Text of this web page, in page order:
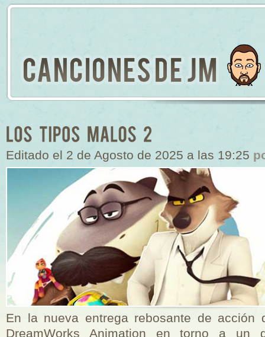
Editado el 2 de Agosto de 2025 a las 19:25
En la nueva entrega rebosante de acción
DreamWorks Animation en torno a un